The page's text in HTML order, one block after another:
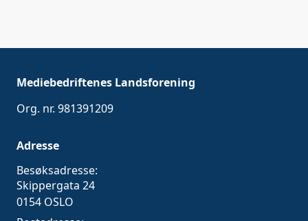
Mediebedriftenes Landsforening
Org. nr. 981391209
Adresse
Besøksadresse:
Skippergata 24
0154 OSLO